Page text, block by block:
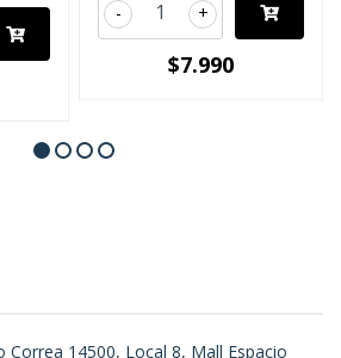
+
-
$7.990
Correa 14500, Local 8, Mall Espacio